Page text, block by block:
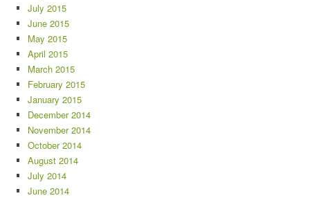
July 2015
June 2015
May 2015
April 2015
March 2015
February 2015
January 2015
December 2014
November 2014
October 2014
August 2014
July 2014
June 2014